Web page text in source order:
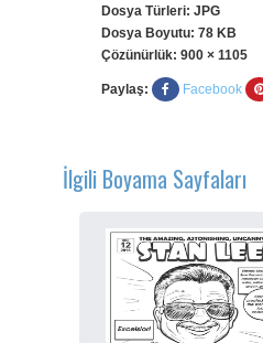
Dosya Türleri: JPG
Dosya Boyutu: 78 KB
Çözünürlük: 900 × 1105
Paylaş: Facebook
İlgili Boyama Sayfaları